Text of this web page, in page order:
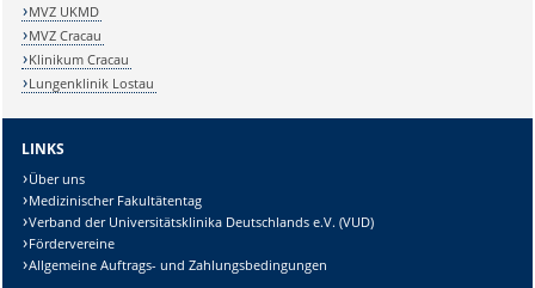
MVZ UKMD
MVZ Cracau
Klinikum Cracau
Lungenklinik Lostau
LINKS
Über uns
Medizinischer Fakultätentag
Verband der Universitätsklinika Deutschlands e.V. (VUD)
Fördervereine
Allgemeine Auftrags- und Zahlungsbedingungen